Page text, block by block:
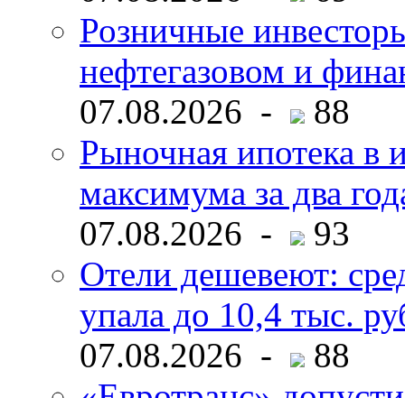
Розничные
нефтегазовом и
07.08.2026 -
88
Рыночная ипотека в
максимума за два
07.08.2026 -
93
Отели дешевеют:
упала до 10,4 тыс.
07.08.2026 -
88